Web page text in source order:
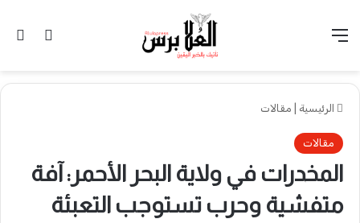
الرئيسية مقالات
مقالات
المخدرات في ولاية البحر الأحمر: آفة
متفشية وحرب تستوجب التعبئة